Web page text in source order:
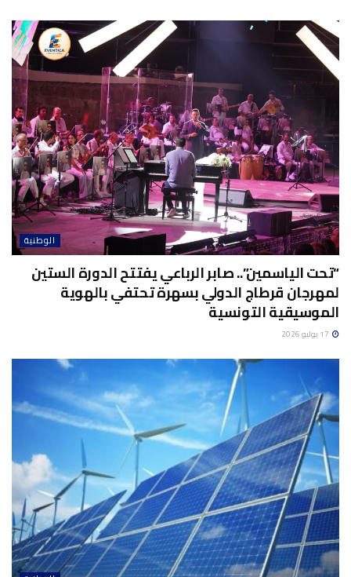
الوطنية
“تحت الياسمين”.. صابر الرباعي يفتتح الدورة الستين
لمهرجان قرطاج الدولي بسهرة تحتفي بالهوية
الموسيقية التونسية